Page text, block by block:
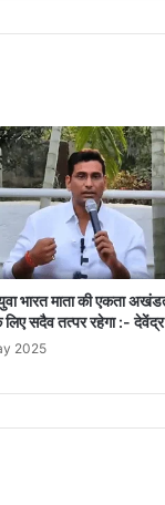
भारत माता की एकता
लिए सदैव तत्पर रहेगा :-
2025